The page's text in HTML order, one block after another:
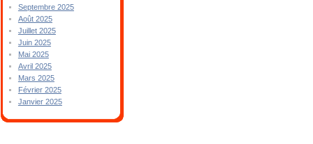
Septembre 2025
Août 2025
Juillet 2025
Juin 2025
Mai 2025
Avril 2025
Mars 2025
Février 2025
Janvier 2025